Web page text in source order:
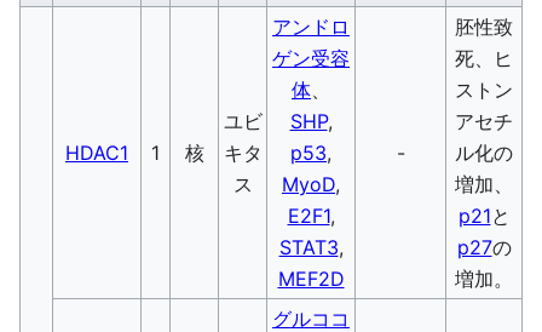
HDAC1 1 核
ユビ
キタ
ス
アンドロ
ゲン受容
体、
SHP,
p53,
MyoD,
E2F1,
STAT3,
MEF2D
-
胚性致
死、ヒ
ストン
アセチ
ル化の
増加、
p21と
p27の
増加。
グルココ